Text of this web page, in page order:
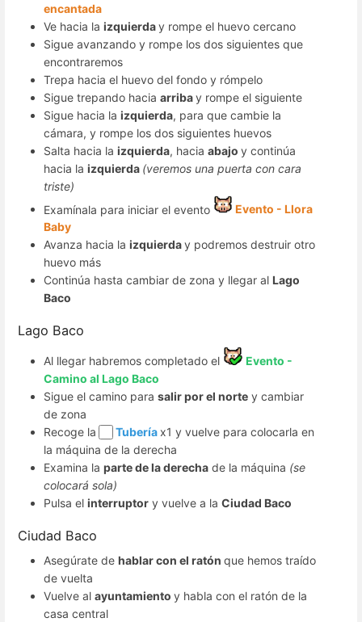
encantada
Ve hacia la izquierday rompe el huevo cercano
Sigue avanzando y rompe los dos siguientes que
encontraremos
Trepa hacia el huevo del fondo y rómpelo
Sigue trepando hacia arribay rompe el siguiente
Sigue hacia la izquierda, para que cambie la
cámara, y rompe los dos siguientes huevos
Salta hacia la izquierda, hacia abajo y continúa
hacia la izquierda (veremos una puerta con cara
triste)
Examínala para iniciar el evento
Evento - Llora
Baby
Avanza hacia la izquierday podremos destruir otro
huevo más
Continúa hasta cambiar de zona y llegar al Lago
Baco
Lago Baco
Al llegar habremos completado el
Evento -
Camino al Lago Baco
Sigue el camino para salir por el norte y cambiar
de zona
Recoge la
Tuberíax1 y vuelve para colocarla en
la máquina de la derecha
Examina la parte de la derecha de la máquina (se
colocará sola)
Pulsa el interruptor y vuelve a la Ciudad Baco
Ciudad Baco
Asegúrate de hablar con el ratón que hemos traído
de vuelta
Vuelve al ayuntamiento y habla con el ratón de la
casa central